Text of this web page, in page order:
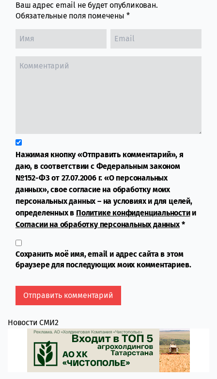
Ваш адрес email не будет опубликован.
Обязательные поля помечены *
Нажимая кнопку «Отправить комментарий», я
даю, в соответствии с Федеральным законом
№152-ФЗ от 27.07.2006 г. «О персональных
данных», свое согласие на обработку моих
персональных данных – на условиях и для целей,
определенных в Политике конфиденциальностии
Согласии на обработку персональных данных*
Сохранить моё имя, email и адрес сайта в этом
браузере для последующих моих комментариев.
Новости СМИ2